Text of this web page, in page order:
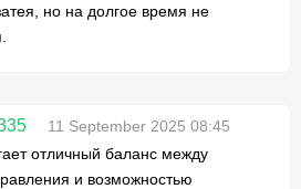
но на долгое время не
11 September 2025 08:45
отличный баланс между
и возможностью